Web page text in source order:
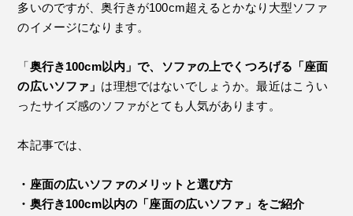
多いのですが、奥行きが100cm超えるとかなり大型ソファ
のイメージになります。
「奥行き100cm以内」で、ソファの上でくつろげる「座面
の広いソファ」 は理想ではないでしょうか。最近はこうい
ったサイズ感のソファがとても人気があります。
本記事では、
・座面の広いソファのメリットと選び方
・奥行き100cm以内の「座面の広いソファ」をご紹介